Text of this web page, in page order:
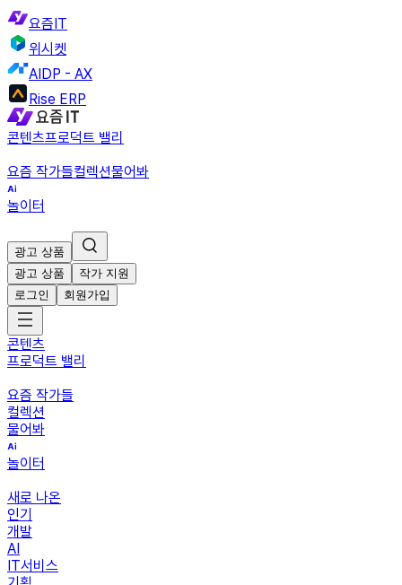
요즘IT
위시켓
AIDP - AX
Rise ERP
콘텐츠프로덕트 밸리
요즘 작가들컬렉션물어봐
놀이터
광고 상품
광고 상품
작가 지원
로그인
회원가입
콘텐츠
프로덕트 밸리
요즘 작가들
컬렉션
물어봐
놀이터
새로 나온
인기
개발
AI
IT서비스